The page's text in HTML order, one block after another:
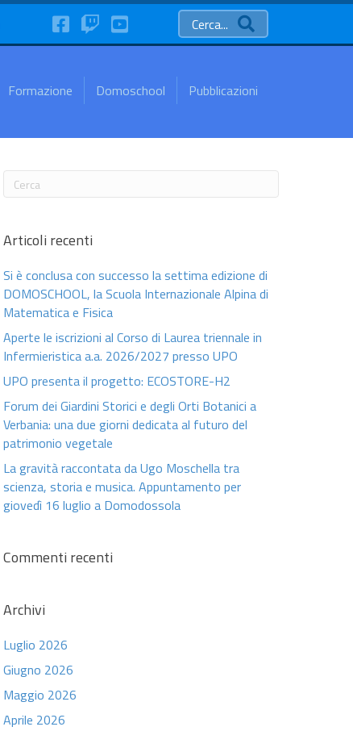
FaceBookTwitchYouTube Cerca...
Formazione Domoschool Pubblicazioni
Articoli recenti
Si è conclusa con successo la settima edizione di
DOMOSCHOOL, la Scuola Internazionale Alpina di
Matematica e Fisica
Aperte le iscrizioni al Corso di Laurea triennale in
Infermieristica a.a. 2026/2027 presso UPO
UPO presenta il progetto: ECOSTORE-H2
Forum dei Giardini Storici e degli Orti Botanici a
Verbania: una due giorni dedicata al futuro del
patrimonio vegetale
La gravità raccontata da Ugo Moschella tra
scienza, storia e musica. Appuntamento per
giovedì 16 luglio a Domodossola
Commenti recenti
Archivi
Luglio 2026
Giugno 2026
Maggio 2026
Aprile 2026